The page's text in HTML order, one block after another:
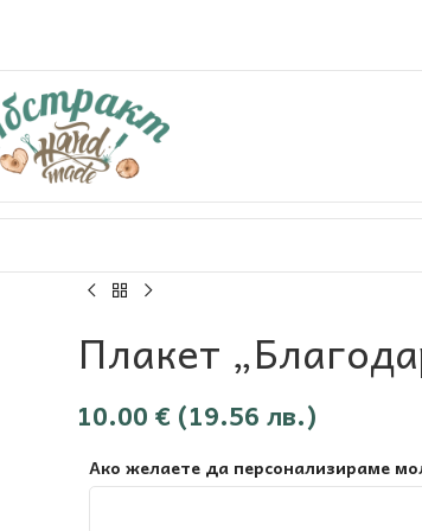
Плакет
10.00 € (19.56 лв.)
Ако желаете да персонализираме